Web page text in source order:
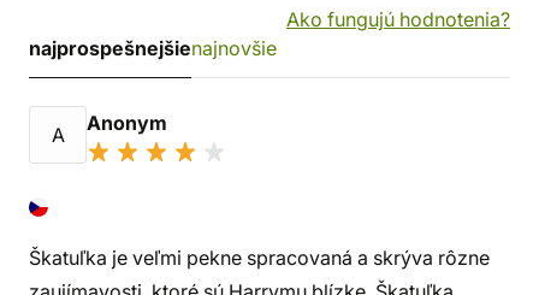
Ako fungujú hodnotenia?
najprospešnejšienajnovšie
A Anonym
Škatuľka je veľmi pekne spracovaná a skrýva rôzne